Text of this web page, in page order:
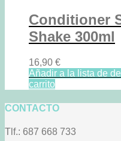
Conditioner
Shake 300ml
16,90 €
Añadir a la lista de
carrito
CONTACTO
Tlf.: 687 668 733